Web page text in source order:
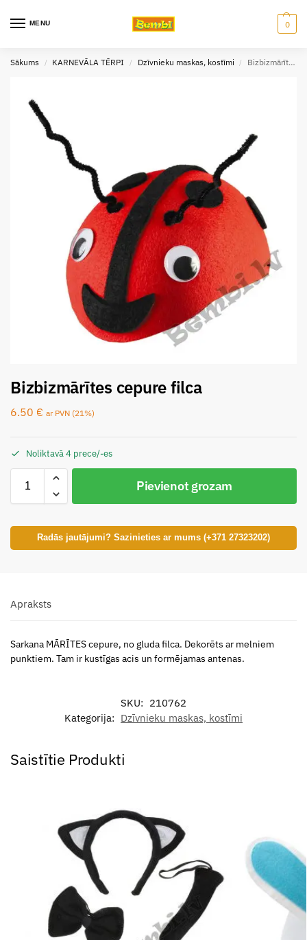
MENU 0
Sākums / KARNEVĀLA TĒRPI / Dzīvnieku maskas, kostīmi / Bizbizmārītes cepure filca
Bizbizmārītes cepure filca
6.50 € ar PVN (21%)
Noliktavā 4 prece/-es
Pievienot grozam
Radās jautājumi? Sazinieties ar mums (+371 27323202)
Apraksts
Sarkana MĀRĪTES cepure, no gluda filca. Dekorēts ar melniem
punktiem. Tam ir kustīgas acis un formējamas antenas.
SKU: 210762
Kategorija: Dzīvnieku maskas, kostīmi
Saistītie Produkti